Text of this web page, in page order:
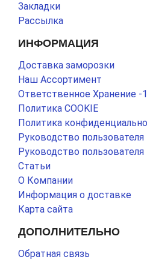
Закладки
Рассылка
ИНФОРМАЦИЯ
Доставка заморозки
Наш Ассортимент
Ответственное Хранение -
Политика COOKIE
Политика
Руководство
Руководство
Статьи
О Компании
Информация о доставке
Карта сайта
ДОПОЛНИТЕЛЬНО
Обратная связь